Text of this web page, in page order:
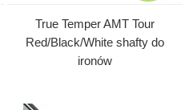
True Temper AMT Tour
Red/Black/White shafty do
ironów